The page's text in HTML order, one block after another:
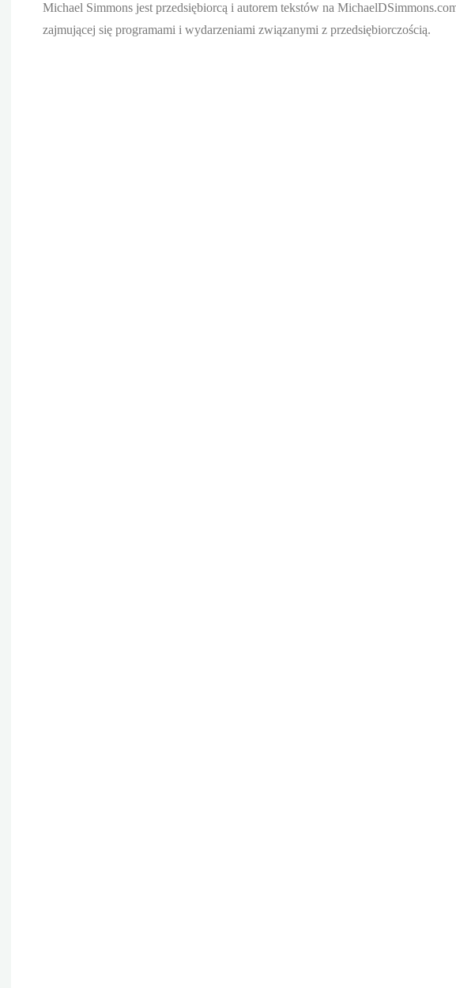
Michael Simmons jest przedsiębiorcą i autorem tekstów na
zajmującej się programami i wydarzeniami związanymi z przedsiębiorczością.